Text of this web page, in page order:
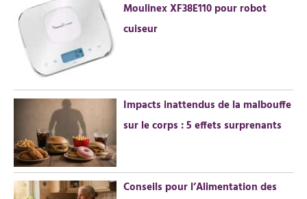
Moulinex XF38E110 pour robot
cuiseur
Impacts inattendus de la malbouffe
sur le corps : 5 effets surprenants
Conseils pour l’Alimentation des